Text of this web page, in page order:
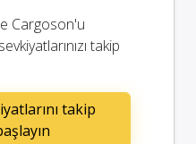
Cargoson'u
takip
takip